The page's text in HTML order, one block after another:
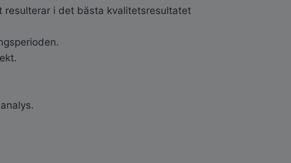
resulterar i det bästa kvalitetsresultatet